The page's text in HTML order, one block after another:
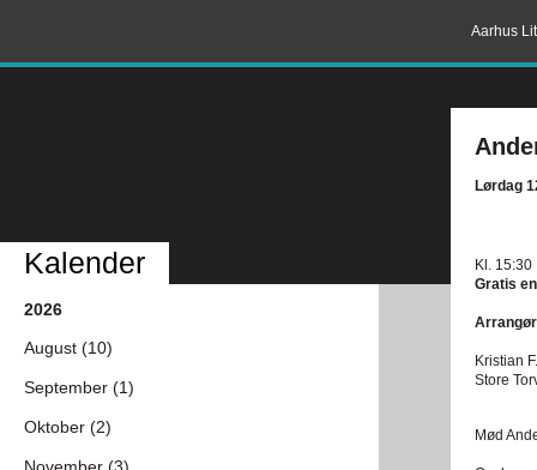
Aarhus
Lørdag
Kl. 15:30
Gratis
Kristian
Store
Mød
Kalender
2026
August (10)
September (1)
Oktober (2)